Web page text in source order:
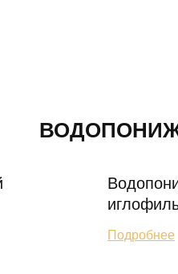
Подробнее